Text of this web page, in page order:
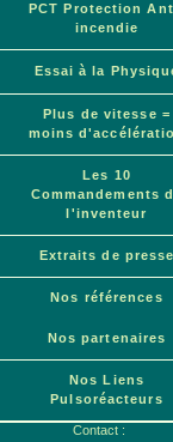
PCT Protection
incendie
Essai à la
Plus de vitesse =
moins
Les 10
Commandements
l'inventeur
Extraits de presse
Nos références
Nos partenaires
Nos Liens
Pulsoréacteurs
Contact :